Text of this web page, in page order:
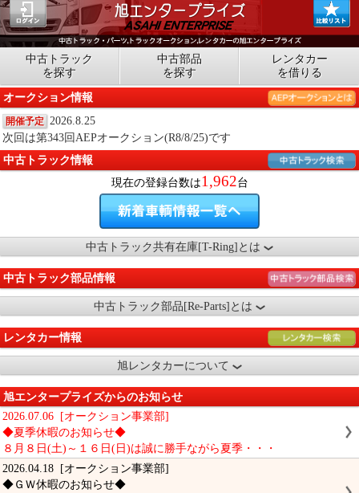
中古トラック
を探す
中古部品
を探す
レンタカー
を借りる
オークション情報
開催予定
2026.8.25
次回は第343回AEPオークション(R8/8/25)です
中古トラック情報
現在の登録台数は1,962台
中古トラック共有在庫[T-Ring]とは
中古トラック部品情報
中古トラック部品[Re-Parts]とは
レンタカー情報
旭レンタカーについて
旭エンタープライズからのお知らせ
2026.07.06 [オークション事業部]
◆夏季休暇のお知らせ◆
８月８日(土)～１６日(日)は誠に勝手ながら夏季・・・
2026.04.18 [オークション事業部]
◆ＧＷ休暇のお知らせ◆